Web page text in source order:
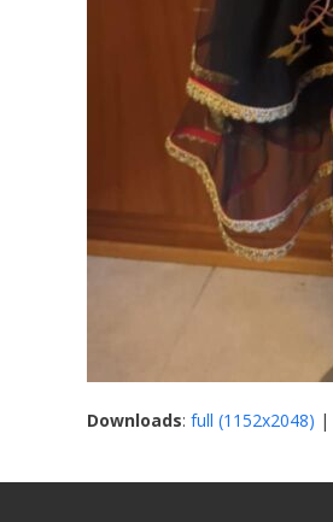
Downloads: full (1152x2048) |